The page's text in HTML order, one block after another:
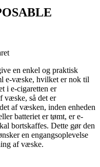
en enkel og praktisk
e-væske, hvilket er nok til
i e-cigaretten er
væske, så det er
af væsken, inden enheden
batteriet er tømt, er e-
bortskaffes. Dette gør den
en engangsoplevelse
af væske.